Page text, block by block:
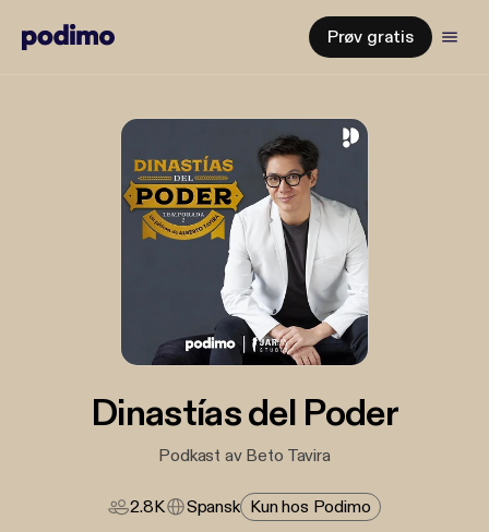
Prøv gratis
Dinastías del Poder
Podkast av Beto Tavira
2.8K Spansk Kun hos Podimo